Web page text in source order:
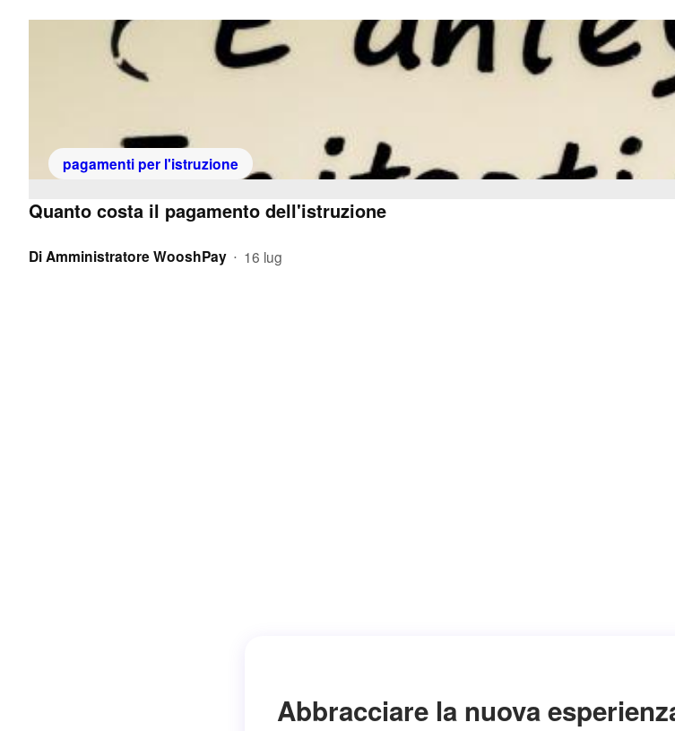
pagamenti per l'istruzione
Quanto costa il pagamento dell'istruzione
DiAmministratore WooshPay • 16 lug
Abbracciare la nuova